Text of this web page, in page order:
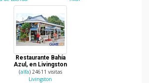
Restaurante Bahía
Azul, en Livingston
(alfa) 24611 visitas
Livingston